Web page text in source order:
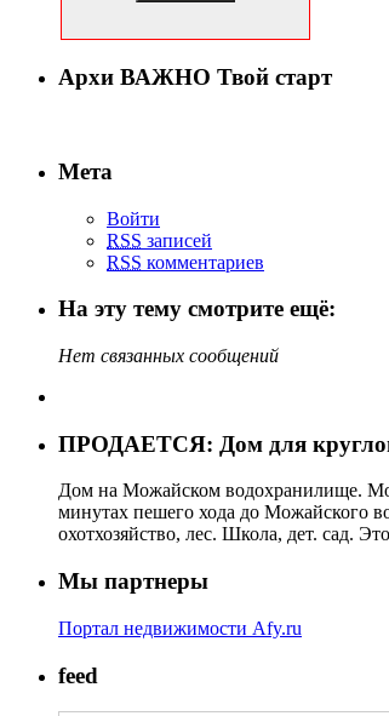
Архи ВАЖНО Твой старт
Мета
Войти
RSS записей
RSS комментариев
На эту тему смотрите ещё:
Нет связанных сообщений
ПРОДАЕТСЯ: Дом для
Дом на Можайском водохранилище.
минутах пешего хода до Можайского
охотхозяйство, лес. Школа, дет. сад.
Мы партнеры
Портал недвижимости Afy.ru
feed